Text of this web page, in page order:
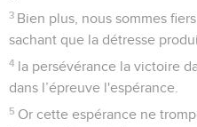
3 Bien plus, nous sommes
sachant que la détresse
4 la persévérance la victoire
dans l’épreuve l'espérance.
5 Or cette espérance ne